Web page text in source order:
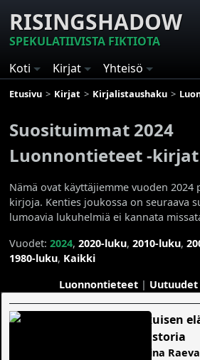
RISINGSHADOW
SPEKULATIIVISTA FIKTIOTA
Koti
Kirjat Yhteisö
Etusivu Kirjat Kirjalistaushaku
Suosituimmat 2024
Luonnontieteet -kirjat
Nämä ovat käyttäjiemme vuoden 2024
kirjoja. Kenties joukossa on seuraava
lumoavia lukuhelmiä ei kannata
Vuodet:2024,2020-luku,2010-luku,
1980-luku, Kaikki
Luonnontieteet| Uutuudet
Ikuisen
historia
Tiina